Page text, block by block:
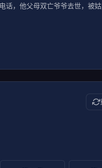
话，他父母双亡爷爷去世，被